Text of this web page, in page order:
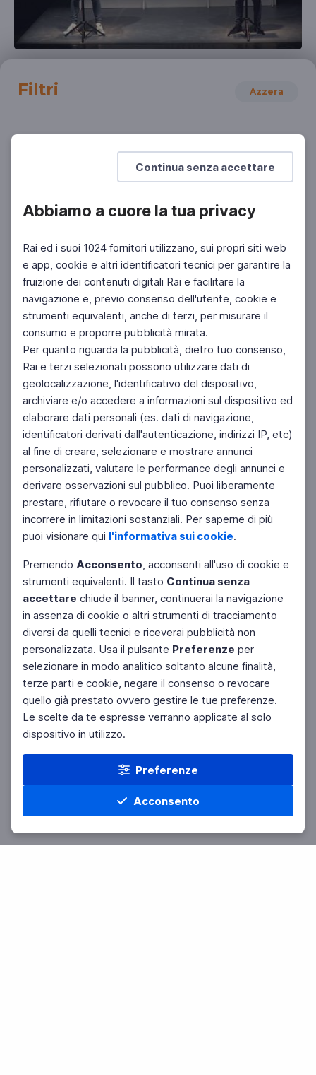
Continua senza accettare
Abbiamo a cuore la tua privacy
Rai ed i suoi 1024 fornitori utilizzano, sui propri siti web
e app, cookie e altri identificatori tecnici per garantire la
fruizione dei contenuti digitali Rai e facilitare la
navigazione e, previo consenso dell'utente, cookie e
strumenti equivalenti, anche di terzi, per misurare il
consumo e proporre pubblicità mirata.
Per quanto riguarda la pubblicità, dietro tuo consenso,
Rai e terzi selezionati possono utilizzare dati di
geolocalizzazione, l'identificativo del dispositivo,
archiviare e/o accedere a informazioni sul dispositivo ed
elaborare dati personali (es. dati di navigazione,
identificatori derivati dall'autenticazione, indirizzi IP, etc)
al fine di creare, selezionare e mostrare annunci
personalizzati, valutare le performance degli annunci e
derivare osservazioni sul pubblico. Puoi liberamente
prestare, rifiutare o revocare il tuo consenso senza
incorrere in limitazioni sostanziali. Per saperne di più
puoi visionare qui l'informativa sui cookie.
Premendo Acconsento, acconsenti all'uso di cookie e
strumenti equivalenti. Il tasto Continua senza
accettare chiude il banner, continuerai la navigazione
in assenza di cookie o altri strumenti di tracciamento
diversi da quelli tecnici e riceverai pubblicità non
personalizzata. Usa il pulsante Preferenze per
selezionare in modo analitico soltanto alcune finalità,
terze parti e cookie, negare il consenso o revocare
quello già prestato ovvero gestire le tue preferenze.
Le scelte da te espresse verranno applicate al solo
dispositivo in utilizzo.
Preferenze
Acconsento
Home Materie Cerca Menu
SCIENZE SOCIALI
Festival della lettura ad alta voce 2019
Rodari, Rostand, Shelley per la terza edizione della
DOCENTI SCUOLA SECONDARIA 2°
SCUOLA PRIMARIA
Filtri Azzera
Facebook Twitter Instagram